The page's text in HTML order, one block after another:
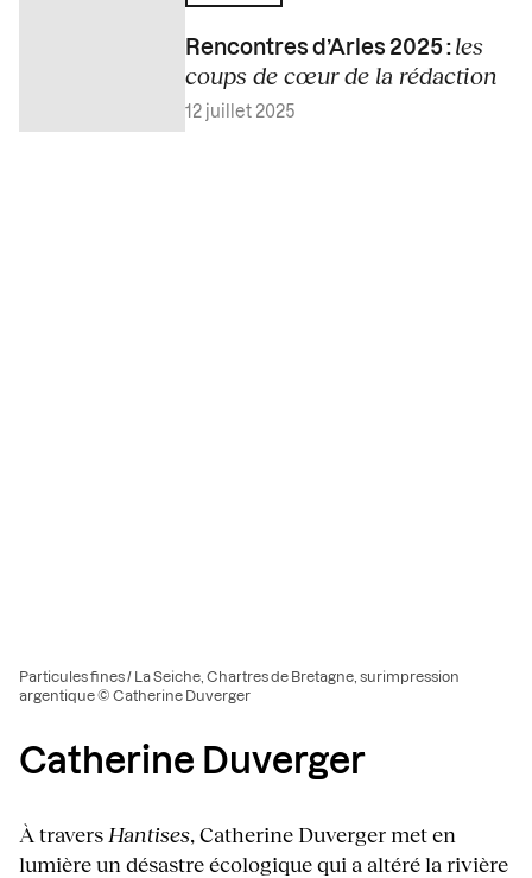
Rencontres d’Arles 2025 : les
coups de cœur de la rédaction
12 juillet 2025
Particules fines / La Seiche, Chartres de Bretagne, surimpression
argentique © Catherine Duverger
Catherine Duverger
À travers Hantises, Catherine Duverger met en
lumière un désastre écologique qui a altéré la rivière